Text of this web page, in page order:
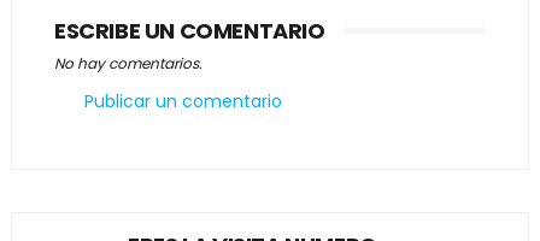
ESCRIBE UN COMENTARIO
No hay comentarios.
Publicar un comentario